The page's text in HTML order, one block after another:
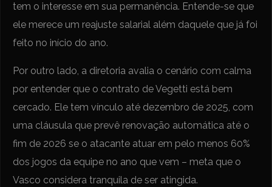
tem o interesse em sua permanência. Entende-se que
ele merece um reajuste salarial além daquele que já foi
feito no início do ano.
Por outro lado, a diretoria avalia o cenário com calma
por entender que o contrato de Vegetti está bem
cercado. Ele tem vínculo até dezembro de 2025, com
uma cláusula que prevê renovação automática até o
fim de 2026 se o atacante atuar em pelo menos 60%
dos jogos da equipe no ano que vem – meta que o
Vasco considera tranquila de ser atingida.